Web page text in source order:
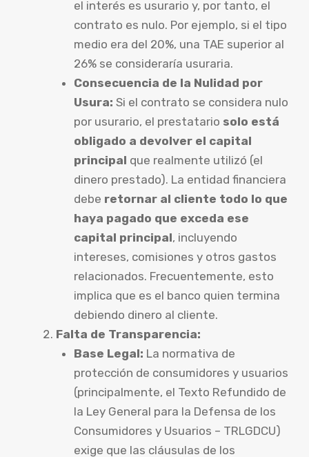
el interés es usurario y, por tanto, el
contrato es nulo. Por ejemplo, si el tipo
medio era del 20%, una TAE superior al
26% se consideraría usuraria.
Consecuencia de la Nulidad por
Usura: Si el contrato se considera nulo
por usurario, el prestatario solo está
obligado a devolver el capital
principal que realmente utilizó (el
dinero prestado). La entidad financiera
debe retornar al cliente todo lo que
haya pagado que exceda ese
capital principal, incluyendo
intereses, comisiones y otros gastos
relacionados. Frecuentemente, esto
implica que es el banco quien termina
debiendo dinero al cliente.
Falta de Transparencia:
Base Legal: La normativa de
protección de consumidores y usuarios
(principalmente, el Texto Refundido de
la Ley General para la Defensa de los
Consumidores y Usuarios – TRLGDCU)
exige que las cláusulas de los